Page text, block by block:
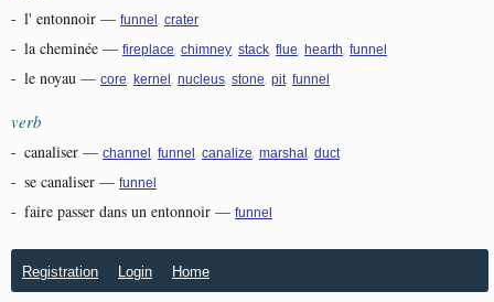
- l' entonnoir — funnel crater
- la cheminée — fireplace chimney stack flue hearth funnel
- le noyau — core kernel nucleus stone pit funnel
verb
- canaliser — channel funnel canalize marshal duct
- se canaliser — funnel
- faire passer dans un entonnoir — funnel
Registration Login Home